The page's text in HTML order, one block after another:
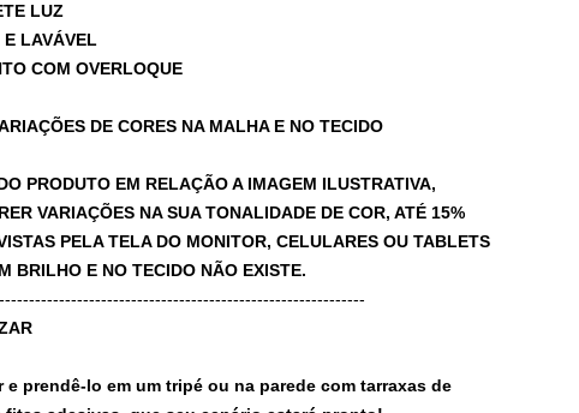
LUZ
LAVÁVEL
COM OVERLOQUE
DE CORES NA MALHA E NO TECIDO
PRODUTO EM RELAÇÃO A IMAGEM ILUSTRATIVA,
VARIAÇÕES NA SUA TONALIDADE DE COR, ATÉ 15%
PELA TELA DO MONITOR, CELULARES OU TABLETS
BRILHO E NO TECIDO NÃO EXISTE.
e prendê-lo em um tripé ou na parede com tarraxas de